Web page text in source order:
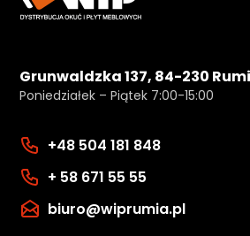
Grunwaldzka 137, 84-230
Poniedziałek – Piątek 7:00-15:00
+48 504 181 848
+ 58 671 55 55
biuro@wiprumia.pl